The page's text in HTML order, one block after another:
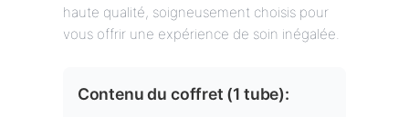
haute qualité, soigneusement choisis pour
vous offrir une expérience de soin inégalée.
Contenu du coffret (1 tube):